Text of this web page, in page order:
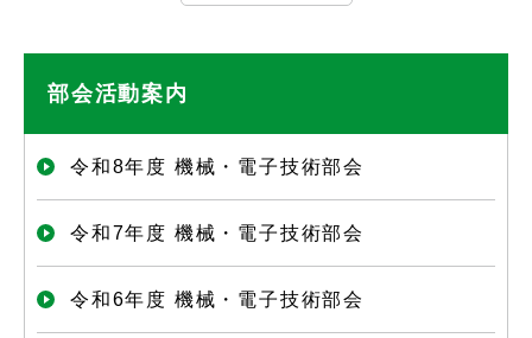
部会活動案内
令和8年度 機械・電子技術部会
令和7年度 機械・電子技術部会
令和6年度 機械・電子技術部会